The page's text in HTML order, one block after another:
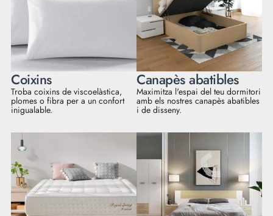
Coixins
Troba coixins de viscoelàstica,
plomes o fibra per a un confort
inigualable.
Canapès abatibles
Maximitza l'espai del teu dormitori
amb els nostres canapès abatibles
i de disseny.